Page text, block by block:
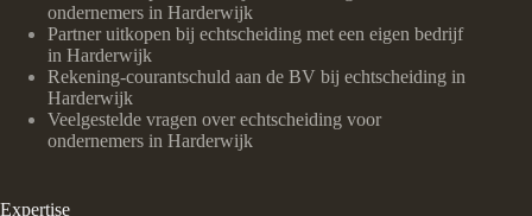
ondernemers in Harderwijk
Partner uitkopen bij echtscheiding met een eigen bedrijf
in Harderwijk
Rekening-courantschuld aan de BV bij echtscheiding in
Harderwijk
Veelgestelde vragen over echtscheiding voor
ondernemers in Harderwijk
Expertise